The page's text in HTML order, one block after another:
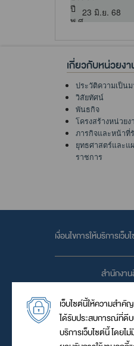
23 มิ.ย. 68
เกี่ยวกับหน่วยง
ประวัติความเป็นม
วิสัยทัศน์
พันธกิจ
โครงสร้างหน่วยง
ภารกิจและหน้าที่
ยุทธศาสตร์และแ
ราชการ
เงื่อนไขการให้บริการเว็บ
สำนักงา
เว็บไซต์นี้ให้ความสำ
ได้รับประสบการณ์ที่ดีบ
บริการเว็บไซต์นี้ โดยไ